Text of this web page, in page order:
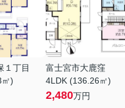
１丁目
)
富士宮市大鹿窪
4LDK (136.26㎡)
2,480万円